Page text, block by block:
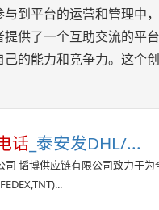
到平台的运营和管理中
供了一个互助交流的平
的能力和竞争力。这个
话 _泰安发DHL/...
韬博供应链有限公司致力于